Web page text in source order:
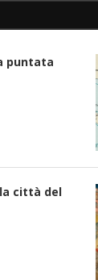
puntata
città del